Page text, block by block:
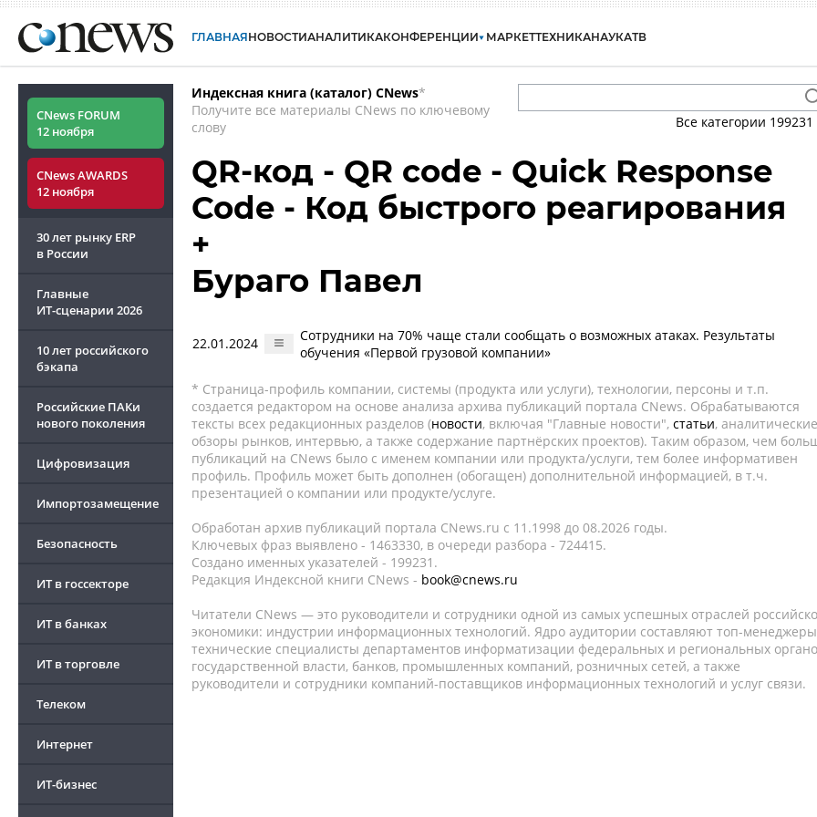
ГЛАВНАЯНОВОСТИАНАЛИТИКАКОНФЕРЕНЦИИ МАРКЕТТЕХНИКАНАУКАТВ
CNews FORUM
12 ноября
CNews AWARDS
12 ноября
30 лет рынку ERP
в России
Главные
ИТ-сценарии 2026
10 лет российского
бэкапа
Российские ПАКи
нового поколения
Цифровизация
Импортозамещение
Безопасность
ИТ в госсекторе
ИТ в банках
ИТ в торговле
Телеком
Интернет
ИТ-бизнес
Индексная книга (каталог) CNews*
Получите все материалы CNews по ключевому
слову
Все категории 199231
QR-код - QR code - Quick Response
Code - Код быстрого реагирования
+
Бураго Павел
22.01.2024
Сотрудники на 70% чаще стали сообщать о возможных атаках. Результаты
обучения «Первой грузовой компании»
* Страница-профиль компании, системы (продукта или услуги), технологии, персоны и т.п.
создается редактором на основе анализа архива публикаций портала CNews. Обрабатываются
тексты всех редакционных разделов (новости, включая "Главные новости", статьи, аналитические
обзоры рынков, интервью, а также содержание партнёрских проектов). Таким образом, чем
публикаций на CNews было с именем компании или продукта/услуги, тем более информативен
профиль. Профиль может быть дополнен (обогащен) дополнительной информацией, в т.ч.
презентацией о компании или продукте/услуге.
Обработан архив публикаций портала CNews.ru c 11.1998 до 08.2026 годы.
Ключевых фраз выявлено - 1463330, в очереди разбора - 724415.
Создано именных указателей - 199231.
Редакция Индексной книги CNews - book@cnews.ru
Читатели CNews — это руководители и сотрудники одной из самых успешных отраслей
экономики: индустрии информационных технологий. Ядро аудитории составляют топ-
технические специалисты департаментов информатизации федеральных и региональных
государственной власти, банков, промышленных компаний, розничных сетей, а также
руководители и сотрудники компаний-поставщиков информационных технологий и услуг связи.